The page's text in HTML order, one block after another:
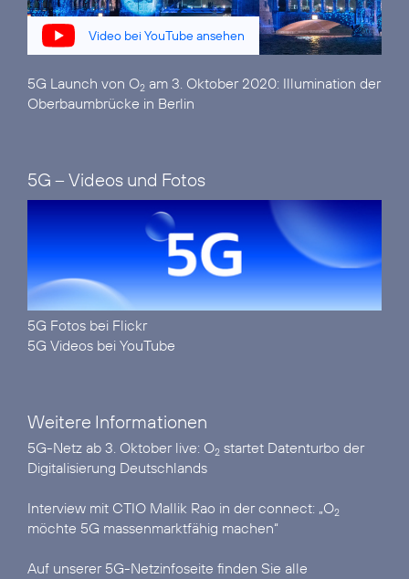
Video bei YouTube ansehen
5G Launch von O2 am 3. Oktober 2020: Illumination der
Oberbaumbrücke in Berlin
5G – Videos und Fotos
5G Fotos bei Flickr
5G Videos bei YouTube
Weitere Informationen
5G-Netz ab 3. Oktober live: O2 startet Datenturbo der
Digitalisierung Deutschlands
Interview mit CTIO Mallik Rao in der connect: „O2
möchte 5G massenmarktfähig machen“
Auf unserer 5G-Netzinfoseite finden Sie alle